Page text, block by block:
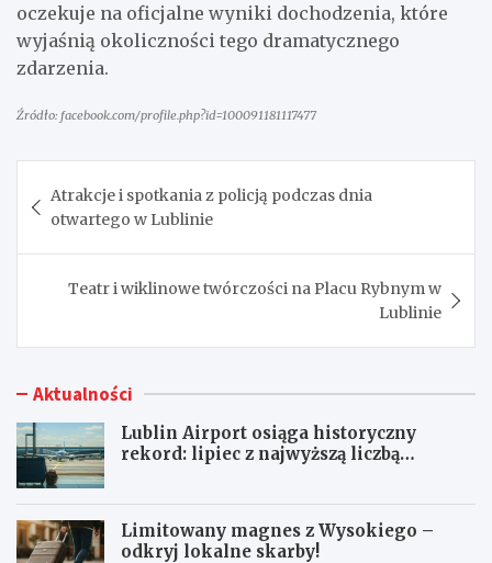
oczekuje na oficjalne wyniki dochodzenia, które
wyjaśnią okoliczności tego dramatycznego
zdarzenia.
Źródło: facebook.com/profile.php?id=100091181117477
wpisu
Atrakcje i spotkania z policją podczas dnia
otwartego w Lublinie
Teatr i wiklinowe twórczości na Placu Rybnym w
Lublinie
Aktualności
Lublin Airport osiąga historyczny
rekord: lipiec z najwyższą liczbą
Limitowany magnes z Wysokiego –
odkryj lokalne skarby!